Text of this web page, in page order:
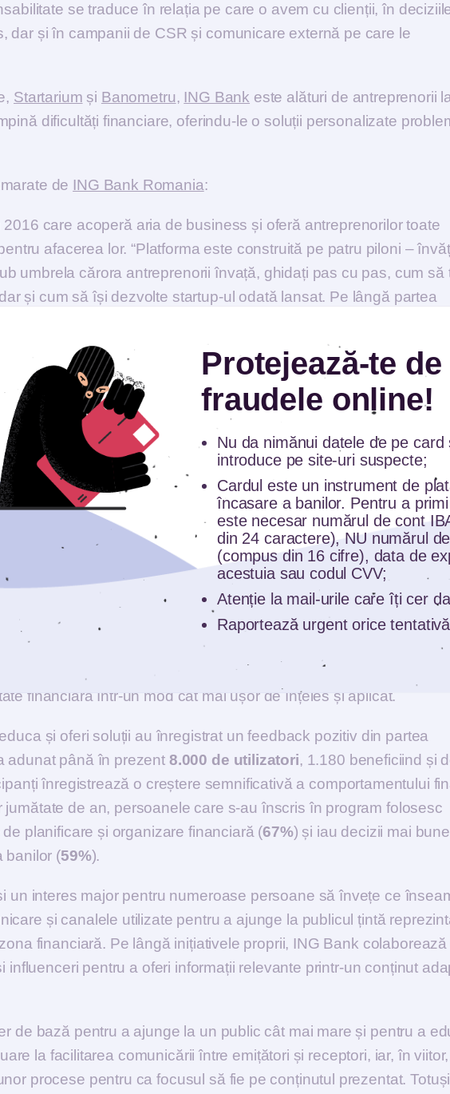
se traduce în relația pe care o avem cu clienții, în
dar și în campanii de CSR și comunicare externă pe care le
Startarium și Banometru, ING Bank este alături de antreprenorii
dificultăți financiare, oferindu-le o soluții personalizate
de ING Bank Romania:
care acoperă aria de business și oferă antreprenorilor toate
afacerea lor. “Platforma este construită pe patru piloni –
umbrela cărora antreprenorii învață, ghidați pas cu pas, cum să
și cum să își dezvolte startup-ul odată lansat. Pe lângă partea
sau consultanți cu care să lucreze pe o nevoie de business
este și partea de finanțare. Aceasta poate fi obținută fie prin
Stararium, fie prin alte programe disponibile în ecosistemul
parteneriat cu Asociaţia Educaţie pentru Viaţă Reală și Asociația
nevoile publicului larg și asigură resurse 100% gratuite
dificultăți legate de bani. “Recent, am relansat platforma nouă
adaptate nevoilor utilizatorilor în contextul actual. Printre acestea
pentru perioade de criză care oferă posibilitatea de a se înscrie la
cursuri video, calculatoare interactive de credite sau de
pentru organizarea unei vieți financiare sănătoase, articole
a banilor, acces la webinarii tematice și la comunitatea de
proiect de “Cât ai spune leu”
financiară într-un mod cât mai ușor de înțeles și aplicat.
și oferi soluții au înregistrat un feedback pozitiv din partea
adunat până în prezent 8.000 de utilizatori, 1.180 beneficiind și
înregistrează o creștere semnificativă a comportamentului
de an, persoanele care s-au înscris în program folosesc
planificare și organizare financiară (67%) și iau decizii mai
banilor (59%).
un interes major pentru numeroase persoane să învețe ce
și canalele utilizate pentru a ajunge la publicul țintă
financiară. Pe lângă inițiativele proprii, ING Bank colaborează
influenceri pentru a oferi informații relevante printr-un conținut
de bază pentru a ajunge la un public cât mai mare și pentru a
la facilitarea comunicării între emițători și receptori, iar, în viitor,
procese pentru ca focusul să fie pe conținutul prezentat.
Protejează-te de
fraudele online!
Nu da nimănui datele de pe card
introduce pe site-uri suspecte;
Cardul este un instrument de
încasare a banilor. Pentru a
este necesar numărul de cont
din 24 caractere), NU numărul
(compus din 16 cifre), data de
acestuia sau codul CVV;
Atenție la mail-urile care îți cer
Raportează urgent orice